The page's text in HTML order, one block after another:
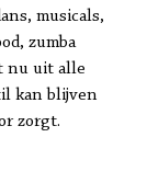
musicals,
zumba
nu uit alle
kan blijven
zorgt.